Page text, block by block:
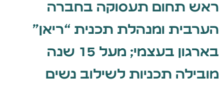
ראש תחום תעסוקה בחברה
הערבית ומנהלת תכנית “ריאן”
בארגון בעצמי; מעל 15 שנה
מובילה תכניות לשילוב נשים